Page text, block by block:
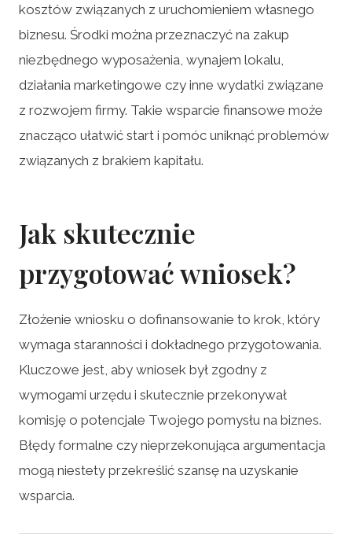
kosztów związanych z uruchomieniem własnego
biznesu. Środki można przeznaczyć na zakup
niezbędnego wyposażenia, wynajem lokalu,
działania marketingowe czy inne wydatki związane
z rozwojem firmy. Takie wsparcie finansowe może
znacząco ułatwić start i pomóc uniknąć problemów
związanych z brakiem kapitału.
Jak skutecznie
przygotować wniosek?
Złożenie wniosku o dofinansowanie to krok, który
wymaga staranności i dokładnego przygotowania.
Kluczowe jest, aby wniosek był zgodny z
wymogami urzędu i skutecznie przekonywał
komisję o potencjale Twojego pomysłu na biznes.
Błędy formalne czy nieprzekonująca argumentacja
mogą niestety przekreślić szansę na uzyskanie
wsparcia.